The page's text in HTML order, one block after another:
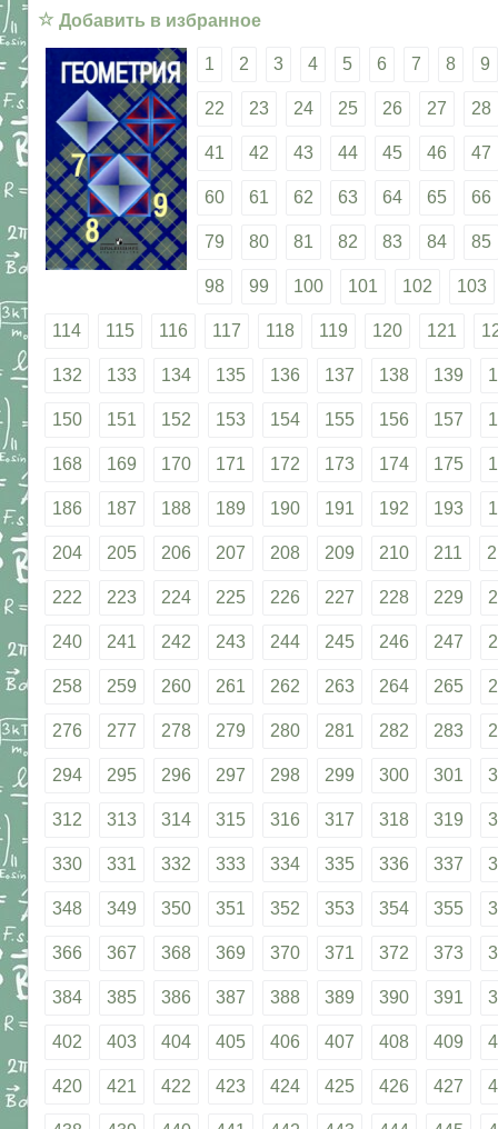
☆ Добавить в избранное
1 2 3 4 5 6 7 8 9
22 23 24 25 26 27 28
41 42 43 44 45 46 47
60 61 62 63 64 65 66
79 80 81 82 83 84 85
98 99 100 101 102 103
114 115 116 117 118 119 120 121
132 133 134 135 136 137 138 139
150 151 152 153 154 155 156 157
168 169 170 171 172 173 174 175
186 187 188 189 190 191 192 193
204 205 206 207 208 209 210 211
222 223 224 225 226 227 228 229
240 241 242 243 244 245 246 247
258 259 260 261 262 263 264 265
276 277 278 279 280 281 282 283
294 295 296 297 298 299 300 301
312 313 314 315 316 317 318 319
330 331 332 333 334 335 336 337
348 349 350 351 352 353 354 355
366 367 368 369 370 371 372 373
384 385 386 387 388 389 390 391
402 403 404 405 406 407 408 409
420 421 422 423 424 425 426 427